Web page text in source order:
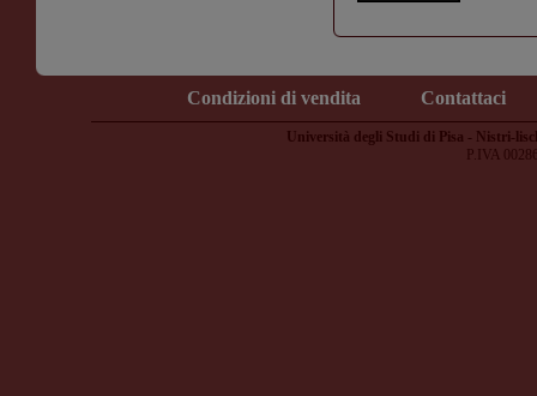
Condizioni di vendita Contattaci
Università degli Studi di Pisa - Nistri-
P.IVA